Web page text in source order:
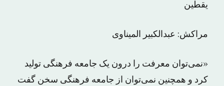
یقطین
مراکش: عبدالکبیر المیناوی
«نمی‌توان معرفت را درون یک جامعه فرهنگی تولید
کرد و همچنین نمی‌توان از جامعه فرهنگی سخن گفت